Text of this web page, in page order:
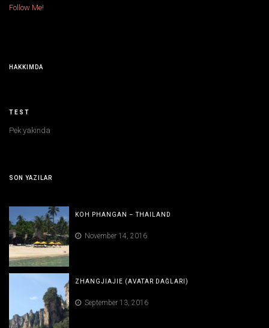
Follow Me!
HAKKIMDA
TEST
Pek yakında
SON YAZILAR
KOH PHANGAN – THAILAND
November 14, 2016
ZHANGJIAJIE (AVATAR DAĞLARI)
September 13, 2016